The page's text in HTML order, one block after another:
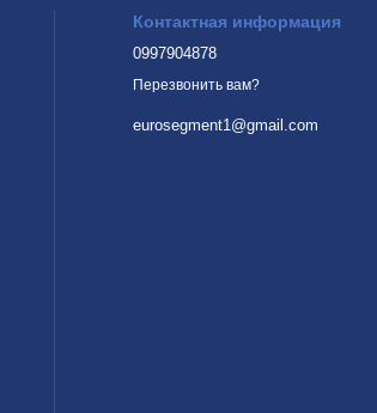
Контактная информация
0997904878
Перезвонить вам?
eurosegment1@gmail.com